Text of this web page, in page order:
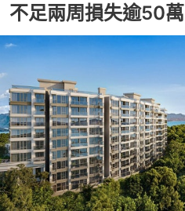
不足兩周損失逾50萬